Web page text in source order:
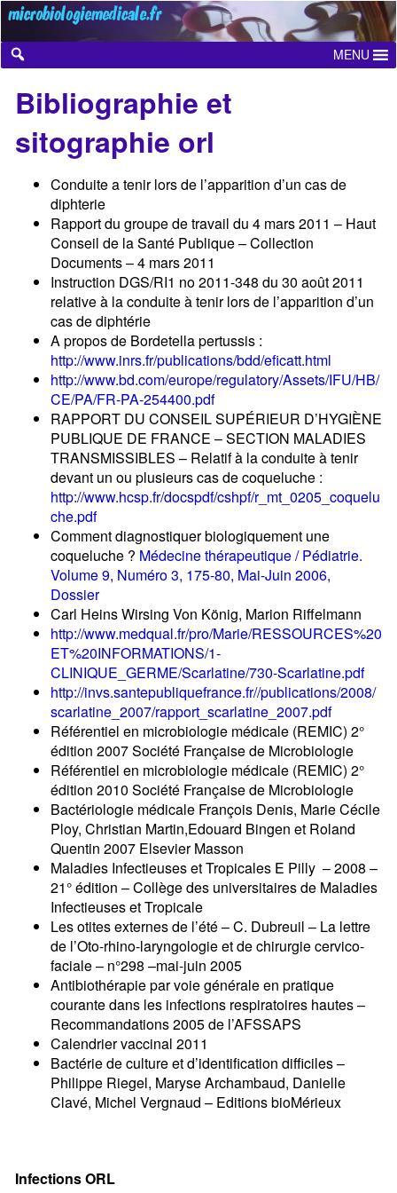
Skip
content
MENU
Bibliographie et
sitographie orl
Conduite a tenir lors de l’apparition d’un cas de
diphterie
Rapport du groupe de travail du 4 mars 2011 – Haut
Conseil de la Santé Publique – Collection
Documents – 4 mars 2011
Instruction DGS/RI1 no 2011-348 du 30 août 2011
relative à la conduite à tenir lors de l’apparition d’un
cas de diphtérie
A propos de Bordetella pertussis :
http://www.inrs.fr/publications/bdd/eficatt.html
http://www.bd.com/europe/regulatory/Assets/IFU/HB/
CE/PA/FR-PA-254400.pdf
RAPPORT DU CONSEIL SUPÉRIEUR D’HYGIÈNE
PUBLIQUE DE FRANCE – SECTION MALADIES
TRANSMISSIBLES – Relatif à la conduite à tenir
devant un ou plusieurs cas de coqueluche :
http://www.hcsp.fr/docspdf/cshpf/r_mt_0205_coquelu
che.pdf
Comment diagnostiquer biologiquement une
coqueluche ? Médecine thérapeutique / Pédiatrie.
Volume 9, Numéro 3, 175-80, Mai-Juin 2006,
Dossier
Carl Heins Wirsing Von König, Marion Riffelmann
http://www.medqual.fr/pro/Marie/RESSOURCES%20
ET%20INFORMATIONS/1-
CLINIQUE_GERME/Scarlatine/730-Scarlatine.pdf
http://invs.santepubliquefrance.fr//publications/2008/
scarlatine_2007/rapport_scarlatine_2007.pdf
Référentiel en microbiologie médicale (REMIC) 2°
édition 2007 Société Française de Microbiologie
Référentiel en microbiologie médicale (REMIC) 2°
édition 2010 Société Française de Microbiologie
Bactériologie médicale François Denis, Marie Cécile
Ploy, Christian Martin,Edouard Bingen et Roland
Quentin 2007 Elsevier Masson
Maladies Infectieuses et Tropicales E Pilly – 2008 –
21° édition – Collège des universitaires de Maladies
Infectieuses et Tropicale
Les otites externes de l’été – C. Dubreuil – La lettre
de l’Oto-rhino-laryngologie et de chirurgie cervico-
faciale – n°298 –mai-juin 2005
Antibiothérapie par voie générale en pratique
courante dans les infections respiratoires hautes –
Recommandations 2005 de l’AFSSAPS
Calendrier vaccinal 2011
Bactérie de culture et d’identification difficiles –
Philippe Riegel, Maryse Archambaud, Danielle
Clavé, Michel Vergnaud – Editions bioMérieux
Primary
Infections ORL